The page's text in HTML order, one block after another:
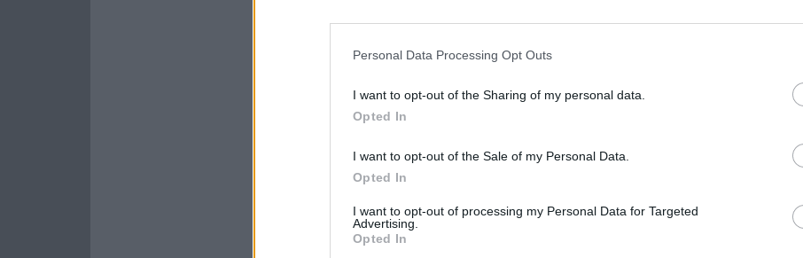
Personal Data Processing Opt Outs
I want to opt-out of the Sharing of my personal data.
Opted In
I want to opt-out of the Sale of my Personal Data.
Opted In
I want to opt-out of processing my Personal Data for Targeted
Advertising.
Opted In